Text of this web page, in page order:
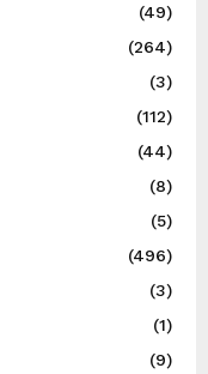
(49)
(264)
(3)
(112)
(44)
(8)
(5)
(496)
(3)
(1)
(9)